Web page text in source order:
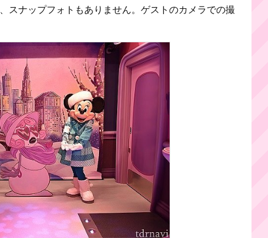
スナップフォトもありません。ゲストのカメラでの撮